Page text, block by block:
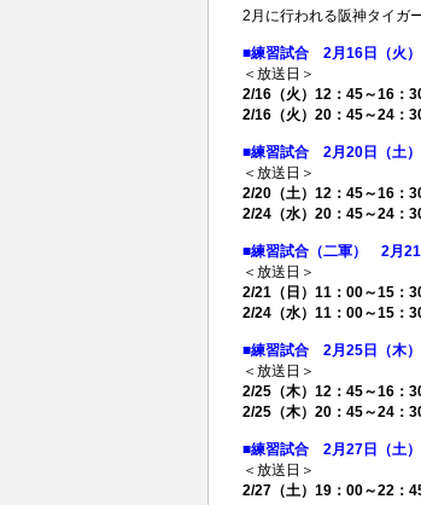
2月に行われる阪神タイガ
■練習試合 2月16日（火
＜放送日＞
2/16（火）12：45～16：
2/16（火）20：45～24：
■練習試合 2月20日（土
＜放送日＞
2/20（土）12：45～16：
2/24（水）20：45～24：
■練習試合（二軍） 2月
＜放送日＞
2/21（日）11：00～15：
2/24（水）11：00～15：
■練習試合 2月25日（木
＜放送日＞
2/25（木）12：45～16：
2/25（木）20：45～24：
■練習試合 2月27日（土
＜放送日＞
2/27（土）19：00～22：